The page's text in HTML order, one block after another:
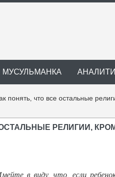
МУСУЛЬМАНКА
понять, что все остальные
РЕЛИГИИ,
в виду, что, если